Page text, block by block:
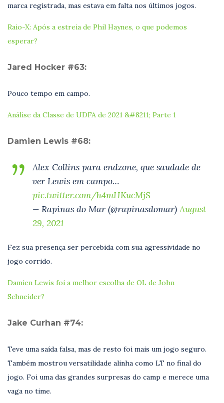
marca registrada, mas estava em falta nos últimos jogos.
Raio-X: Após a estreia de Phil Haynes, o que podemos
esperar?
Jared Hocker #63:
Pouco tempo em campo.
Análise da Classe de UDFA de 2021 &#8211; Parte 1
Damien Lewis #68:
Alex Collins para endzone, que saudade de
ver Lewis em campo…
pic.twitter.com/h4mHKucMjS
— Rapinas do Mar (@rapinasdomar)August
29, 2021
Fez sua presença ser percebida com sua agressividade no
jogo corrido.
Damien Lewis foi a melhor escolha de OL de John
Schneider?
Jake Curhan #74:
Teve uma saída falsa, mas de resto foi mais um jogo seguro.
Também mostrou versatilidade alinha como LT no final do
jogo. Foi uma das grandes surpresas do camp e merece uma
vaga no time.